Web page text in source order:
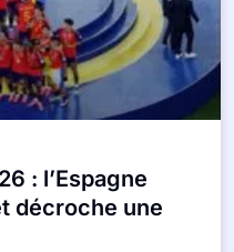
: l’Espagne
décroche une